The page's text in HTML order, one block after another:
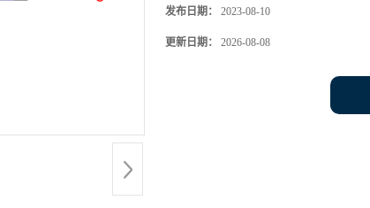
发布日期： 2023-08-10
更新日期： 2026-08-08